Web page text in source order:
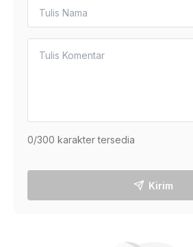
0/300 karakter tersedia
Kirim